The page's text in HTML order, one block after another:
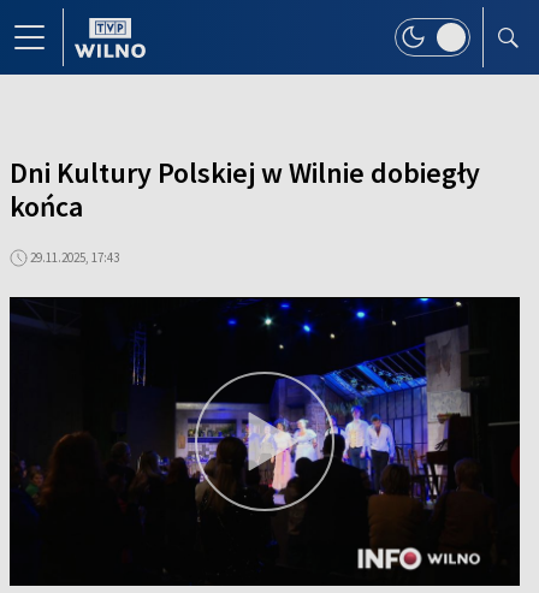
Dni Kultury Polskiej w Wilnie dobiegły
końca
29.11.2025, 17:43